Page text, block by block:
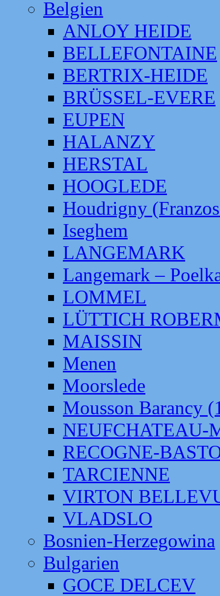
Belgien
ANLOY HEIDE
BELLEFONTAINE
BERTRIX-HEIDE
BRÜSSEL-EVERE
EUPEN
HALANZY
HERSTAL
HOOGLEDE
Houdrigny
Iseghem
LANGEMARK
Langemark –
LOMMEL
LÜTTICH
MAISSIN
Menen
Moorslede
Mousson Barancy
NEUFCHATEAU-
RECOGNE-
TARCIENNE
VIRTON
VLADSLO
Bosnien-Herzegowina
Bulgarien
GOCE DELCEV